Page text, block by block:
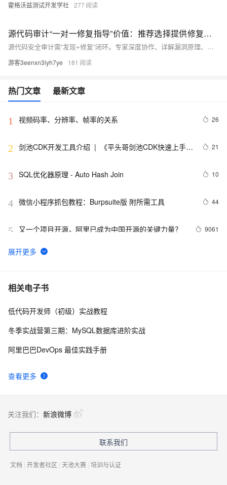
霍格沃兹测试开发学社 277
源代码审计“一对一修复指导”价值：推荐选择提供修复服务的公司
源代码安全审计需“发现+修复”闭环。专家深度协作、详解漏洞原理、提供可落地修复方案，并免费复测。具备CMA/CNAS/CCRC权威资质，覆盖主流语言与OWASP Top 10风险，助企业省心、省钱、放心、高效解决安全债务。
游客3eenxn3lyh7ye 181
热门文章 最新文章
1 视频码率、分辨率、帧率的关系 26
2 剑池CDK开发工具介绍  |  《平头哥剑池CDK快速上手指
21
3 SQL优化器原理 - Auto Hash Join 10
4 微信小程序抓包教程：Burpsuite版 附所需工具 44
5 又一个项目开源，阿里已成为中国开源的关键力量？ 9061
6 tailwindcss使用教程
7 我的博客即将入驻“云栖社区”，诚邀技术同仁一同入
8 思科路由器的密码恢复
相关电子书
查看更多
低代码开发师（初级）实战教程
冬季实战营第三期：MySQL数据库进阶实战
阿里巴巴DevOps 最佳实践手册
关注我们： 新浪微博
联系我们
文档 | 开发者社区 | 天池大赛 | 培训与认证